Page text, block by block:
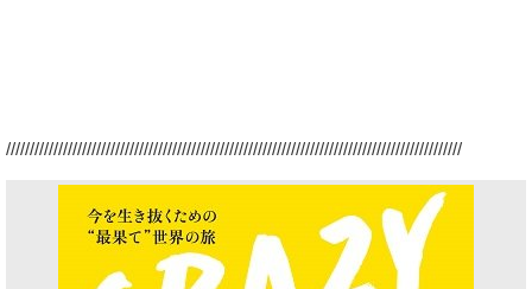
////////////////////////////////////////////////////////////////////////////////////////////////